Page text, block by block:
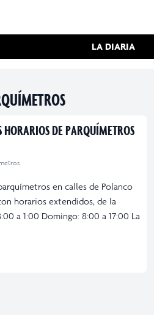
LA DIARIA
DE PARQUÍMETROS
en calles de Polanco
horarios extendidos, de la
a 1:00 Domingo: 8:00 a 17:00 La